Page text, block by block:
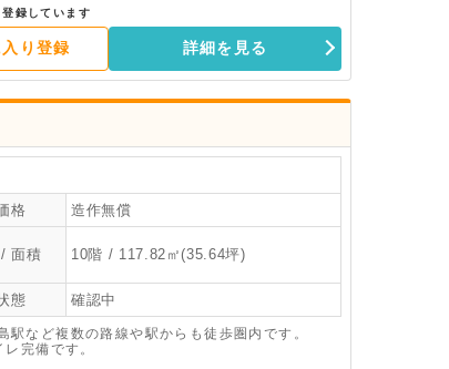
録しています
り登録 詳細を見る
格 造作無償
面積 10階 / 117.82㎡(35.64坪)
態 確認中
など複数の路線や駅からも徒歩圏内です。
完備です。